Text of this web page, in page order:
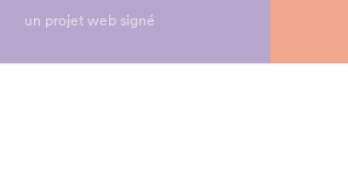
un projet web signé